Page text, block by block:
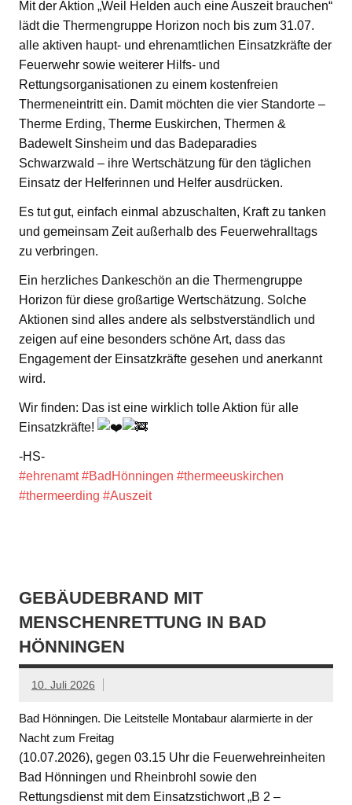
Mit der Aktion „Weil Helden auch eine Auszeit brauchen“
lädt die Thermengruppe Horizon noch bis zum 31.07.
alle aktiven haupt- und ehrenamtlichen Einsatzkräfte der
Feuerwehr sowie weiterer Hilfs- und
Rettungsorganisationen zu einem kostenfreien
Thermeneintritt ein. Damit möchten die vier Standorte –
Therme Erding, Therme Euskirchen, Thermen &
Badewelt Sinsheim und das Badeparadies
Schwarzwald – ihre Wertschätzung für den täglichen
Einsatz der Helferinnen und Helfer ausdrücken.
Es tut gut, einfach einmal abzuschalten, Kraft zu tanken
und gemeinsam Zeit außerhalb des Feuerwehralltags
zu verbringen.
Ein herzliches Dankeschön an die Thermengruppe
Horizon für diese großartige Wertschätzung. Solche
Aktionen sind alles andere als selbstverständlich und
zeigen auf eine besonders schöne Art, dass das
Engagement der Einsatzkräfte gesehen und anerkannt
wird.
Wir finden: Das ist eine wirklich tolle Aktion für alle
Einsatzkräfte!
-HS-
#ehrenamt #BadHönningen #thermeeuskirchen
#thermeerding #Auszeit
GEBÄUDEBRAND MIT
MENSCHENRETTUNG IN BAD
HÖNNINGEN
10. Juli 2026
Bad Hönningen. Die Leitstelle Montabaur alarmierte in der
Nacht zum Freitag
(10.07.2026), gegen 03.15 Uhr die Feuerwehreinheiten
Bad Hönningen und Rheinbrohl sowie den
Rettungsdienst mit dem Einsatzstichwort „B 2 –